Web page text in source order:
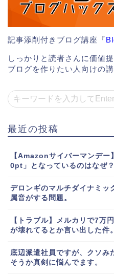
記事添削付きブログ講座『
しっかりと読者さんに価値
ブログを作りたい人向けの講
最近の投稿
【Amazonサイバーマンデ
0pt」となっているのはなぜ？
デロンギのマルチダイナミッ
属音がする問題。
【トラブル】メルカリで7万
が壊れてるとか言い出した件。
底辺派遣社員ですが、クソみ
そうか真剣に悩んでます。